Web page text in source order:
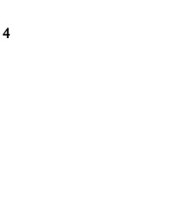
4